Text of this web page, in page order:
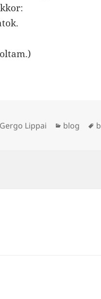
Szerző
Gergo Lippai Kategória
blog